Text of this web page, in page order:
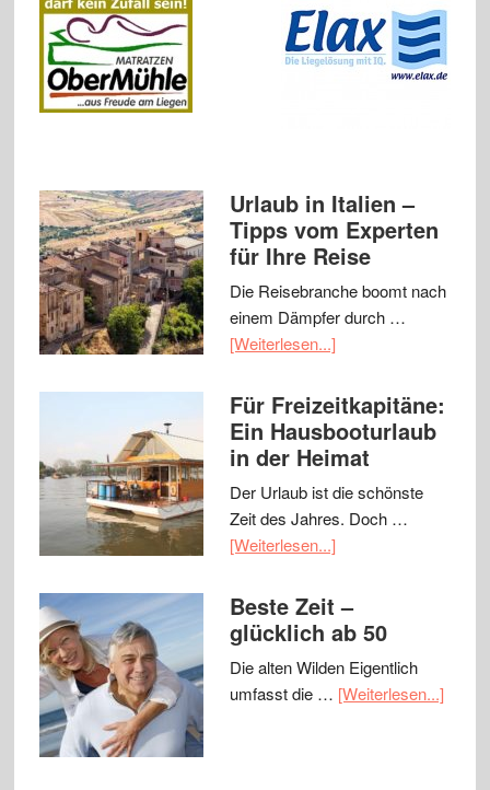
Urlaub in Italien –
Tipps vom Experten
für Ihre Reise
Die Reisebranche boomt nach
einem Dämpfer durch …
[Weiterlesen...]
Für Freizeitkapitäne:
Ein Hausbooturlaub
in der Heimat
Der Urlaub ist die schönste
Zeit des Jahres. Doch …
[Weiterlesen...]
Beste Zeit –
glücklich ab 50
Die alten Wilden Eigentlich
umfasst die … [Weiterlesen...]